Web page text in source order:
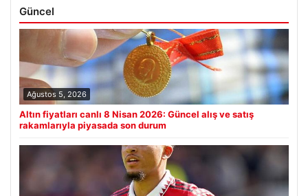
Güncel
Ağustos 5, 2026
Altın fiyatları canlı 8 Nisan 2026: Güncel alış ve satış
rakamlarıyla piyasada son durum